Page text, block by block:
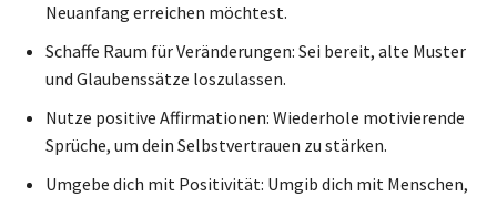
Neuanfang erreichen möchtest.
Schaffe Raum für Veränderungen: Sei bereit, alte Muster
und Glaubenssätze loszulassen.
Nutze positive Affirmationen: Wiederhole motivierende
Sprüche, um dein Selbstvertrauen zu stärken.
Umgebe dich mit Positivität: Umgib dich mit Menschen,